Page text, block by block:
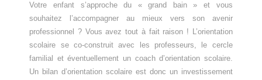
Votre enfant s’approche du « grand bain » et vous
souhaitez l’accompagner au mieux vers son avenir
professionnel ? Vous avez tout à fait raison ! L’orientation
scolaire se co-construit avec les professeurs, le cercle
familial et éventuellement un coach d’orientation scolaire.
Un bilan d’orientation scolaire est donc un investissement